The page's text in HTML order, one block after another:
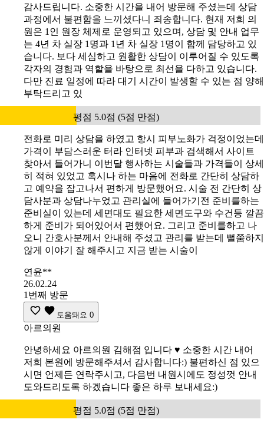
감사드립니다. 소중한 시간을 내어 방문해 주셨는데 상담
과정에서 불편함을 느끼셨다니 죄송합니다. 현재 저희 의
원은 1인 원장 체제로 운영되고 있으며, 상담 및 안내 업무
는 4년 차 실장 1명과 1년 차 실장 1명이 함께 담당하고 있
습니다. 보다 세심하고 원활한 상담이 이루어질 수 있도록
각자의 경험과 역할을 바탕으로 최선을 다하고 있습니다.
다만 진료 일정에 따라 대기 시간이 발생할 수 있는 점 양해
부탁드리고 있
평점 5.0점 (5점 만점)
전화로 미리 상담을 하였고 항시 피부노화가 걱정이었는데
가격이 부담스러운 터라 인터넷 피부과 검색해서 사이트
찾아서 들어가니 이번달 행사하는 시술들과 가격들이 상세
히 적혀 있었고 혹시나 하는 마음에 전화로 간단히 상담하
고 예약을 잡고나서 편하게 방문했어요. 시술 전 간단히 상
담사분과 상담나누었고 관리실에 들어가기전 준비를하는
준비실이 있는데 세면대도 필요한 세면도구와 수건등 깔끔
하게 준비가 되어있어서 편했어요. 그리고 준비를하고 나
오니 간호사분께서 안내해 주셨고 관리를 받는데 뻘쭘하지
않게 이야기 잘 해주시고 지금 받는 시술이
연윤**
26.02.24
1번째 방문
도움돼요 0
아르의원
안녕하세요 아르의원 김해점 입니다 ♥️ 소중한 시간 내어
저희 본원에 방문해주셔서 감사합니다:) 불편하신 점 있으
시면 언제든 연락주시고, 다음번 내원시에도 정성껏 안내
도와드리도록 하겠습니다 좋은 하루 보내세요:)
평점 5.0점 (5점 만점)